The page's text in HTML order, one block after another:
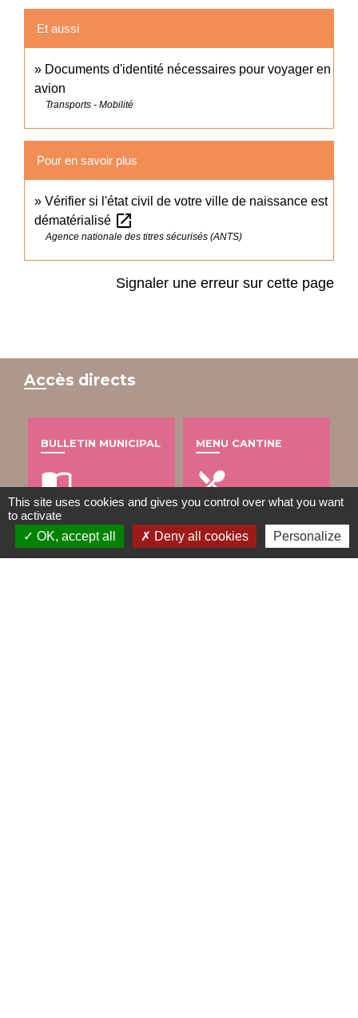
Et aussi
Documents d'identité nécessaires pour voyager en
avion
Transports - Mobilité
Pour en savoir plus
Vérifier si l'état civil de votre ville de naissance est
dématérialisé open_in_new
Agence nationale des titres sécurisés (ANTS)
Signaler une erreur sur cette page
Accès directs
BULLETIN MUNICIPAL
import_contacts
MENU CANTINE
local_dining
This site uses cookies and gives you control over what you want
to activate
OK, accept all
Deny all cookies Personalize